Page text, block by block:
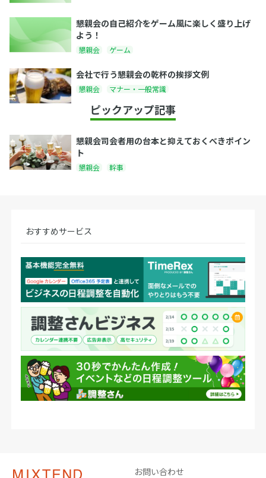
懇親会の自己紹介をゲーム風に楽しく盛り上げ
よう！
懇親会 ゲーム
会社で行う懇親会の乾杯の挨拶文例
懇親会 マナー・一般常識
ピックアップ記事
懇親会司会者用の台本と抑えておくべきポイン
ト
懇親会 幹事
おすすめサービス
お問い合わせ